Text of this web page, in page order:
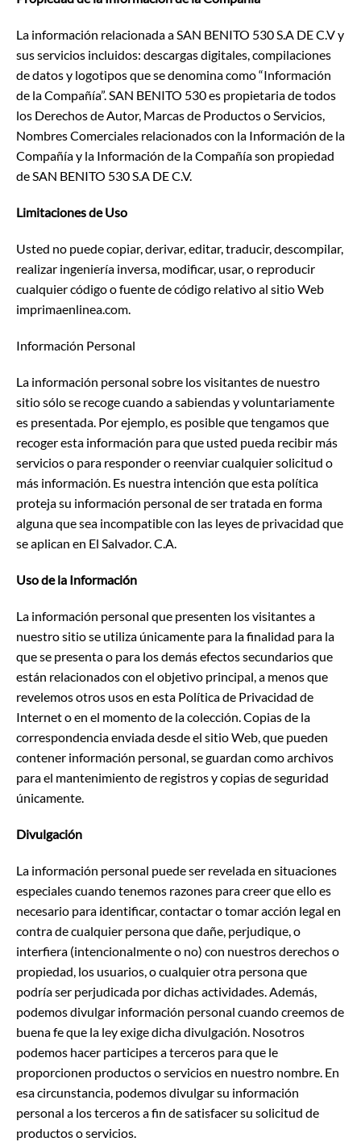
La información relacionada a SAN BENITO 530 S.A DE C.V y
sus servicios incluidos: descargas digitales, compilaciones
de datos y logotipos que se denomina como “Información
de la Compañía”. SAN BENITO 530 es propietaria de todos
los Derechos de Autor, Marcas de Productos o Servicios,
Nombres Comerciales relacionados con la Información de la
Compañía y la Información de la Compañía son propiedad
de SAN BENITO 530 S.A DE C.V.
Limitaciones de Uso
Usted no puede copiar, derivar, editar, traducir, descompilar,
realizar ingeniería inversa, modificar, usar, o reproducir
cualquier código o fuente de código relativo al sitio Web
imprimaenlinea.com.
Información Personal
La información personal sobre los visitantes de nuestro
sitio sólo se recoge cuando a sabiendas y voluntariamente
es presentada. Por ejemplo, es posible que tengamos que
recoger esta información para que usted pueda recibir más
servicios o para responder o reenviar cualquier solicitud o
más información. Es nuestra intención que esta política
proteja su información personal de ser tratada en forma
alguna que sea incompatible con las leyes de privacidad que
se aplican en El Salvador. C.A.
Uso de la Información
La información personal que presenten los visitantes a
nuestro sitio se utiliza únicamente para la finalidad para la
que se presenta o para los demás efectos secundarios que
están relacionados con el objetivo principal, a menos que
revelemos otros usos en esta Política de Privacidad de
Internet o en el momento de la colección. Copias de la
correspondencia enviada desde el sitio Web, que pueden
contener información personal, se guardan como archivos
para el mantenimiento de registros y copias de seguridad
únicamente.
Divulgación
La información personal puede ser revelada en situaciones
especiales cuando tenemos razones para creer que ello es
necesario para identificar, contactar o tomar acción legal en
contra de cualquier persona que dañe, perjudique, o
interfiera (intencionalmente o no) con nuestros derechos o
propiedad, los usuarios, o cualquier otra persona que
podría ser perjudicada por dichas actividades. Además,
podemos divulgar información personal cuando creemos de
buena fe que la ley exige dicha divulgación. Nosotros
podemos hacer participes a terceros para que le
proporcionen productos o servicios en nuestro nombre. En
esa circunstancia, podemos divulgar su información
personal a los terceros a fin de satisfacer su solicitud de
productos o servicios.